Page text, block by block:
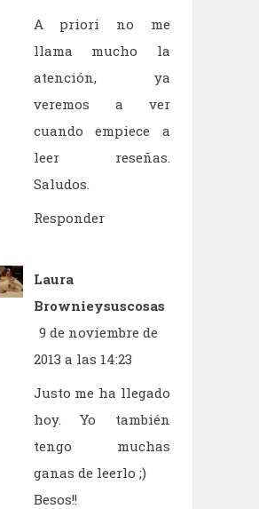
A priori no me
llama mucho la
atención, ya
veremos a ver
cuando empiece a
leer reseñas.
Saludos.
Responder
Laura
Brownieysuscosas
9 de noviembre de
2013 a las 14:23
Justo me ha llegado
hoy. Yo también
tengo muchas
ganas de leerlo ;)
Besos!!